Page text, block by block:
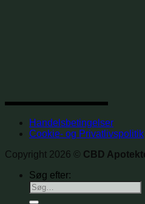
Handelsbetingelser
Cookie- og Privatlivspolitik
Copyright 2026 © CBD
Søg efter: